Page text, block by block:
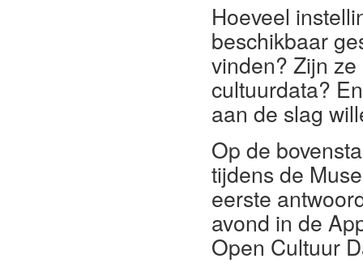
Hoeveel
beschikbaar
vinden? Zijn
cultuurdata?
aan de slag
Op de
tijdens de
eerste
avond in de
Open Cultuur